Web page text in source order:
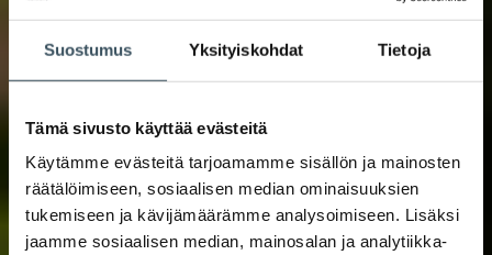
Suostumus Yksityiskohdat Tietoja
Tämä sivusto käyttää evästeitä
Käytämme evästeitä tarjoamamme sisällön ja mainosten
räätälöimiseen, sosiaalisen median ominaisuuksien
tukemiseen ja kävijämäärämme analysoimiseen. Lisäksi
jaamme sosiaalisen median, mainosalan ja analytiikka-